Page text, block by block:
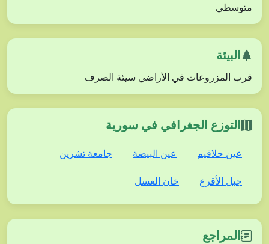
متوسطي
البيئة
قرب المزروعات في الأراضي سيئة الصرف
التوزع الجغرافي في سورية
عين حلاقيم عين البيضة جامعة تشرين
جبل الأقرع خان العسل
المراجع